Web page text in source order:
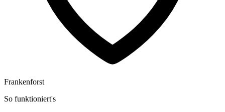
Frankenforst
So funktioniert's